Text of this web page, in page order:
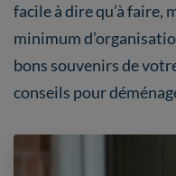
facile à dire qu’à faire,
minimum
bons souvenirs de
conseils pour